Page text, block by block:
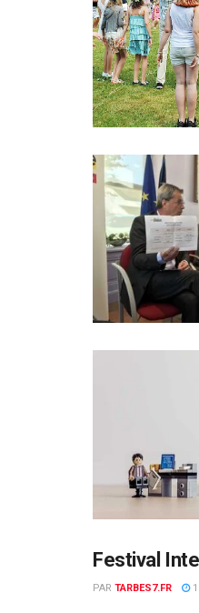
Festival
PAR TARBES7.FR